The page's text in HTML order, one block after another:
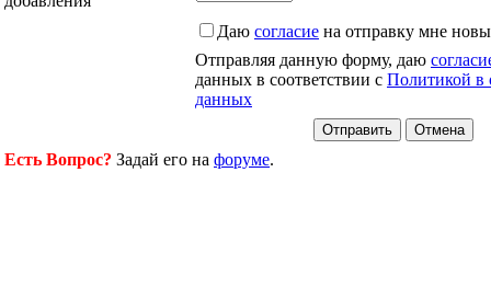
Даю согласие на отправку мне
Отправляя данную форму, даю
данных в соответствии с Политикой в
данных
Есть Вопрос? Задай его на форуме.